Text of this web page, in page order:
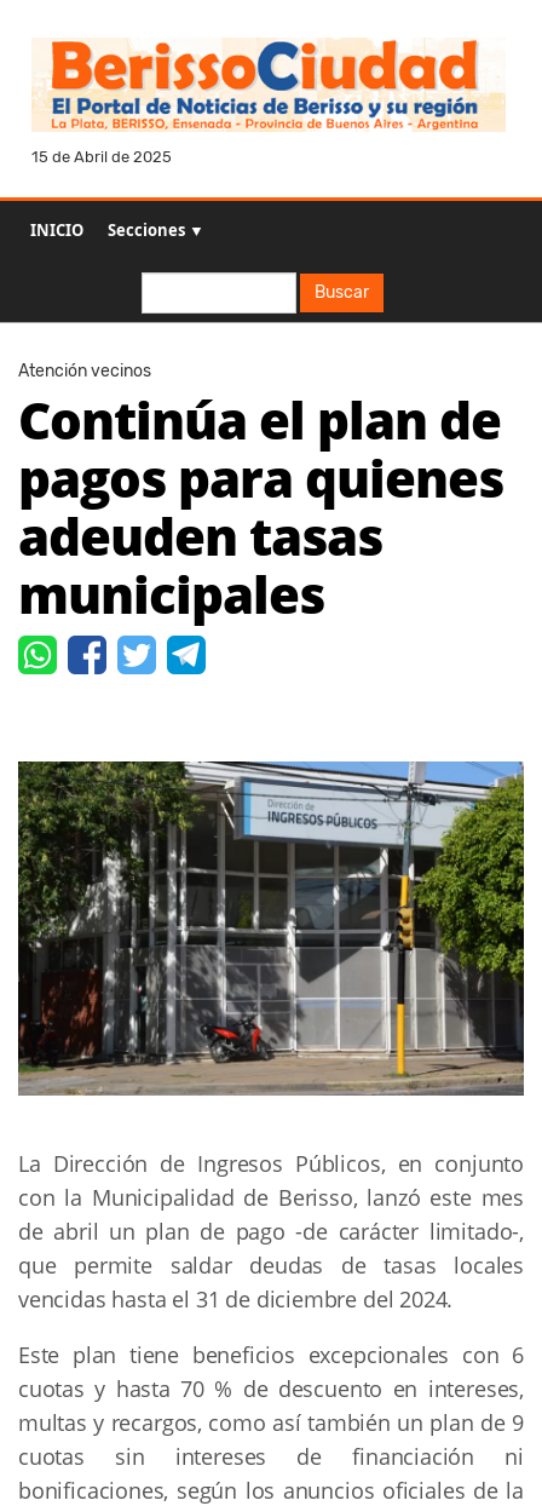
15 de Abril de 2025
INICIO Secciones ▼
Buscar
Atención vecinos
Continúa el plan de
pagos para quienes
adeuden tasas
municipales
La Dirección de Ingresos Públicos, en conjunto
con la Municipalidad de Berisso, lanzó este mes
de abril un plan de pago -de carácter limitado-,
que permite saldar deudas de tasas locales
vencidas hasta el 31 de diciembre del 2024.
Este plan tiene beneficios excepcionales con 6
cuotas y hasta 70 % de descuento en intereses,
multas y recargos, como así también un plan de 9
cuotas sin intereses de financiación ni
bonificaciones, según los anuncios oficiales de la